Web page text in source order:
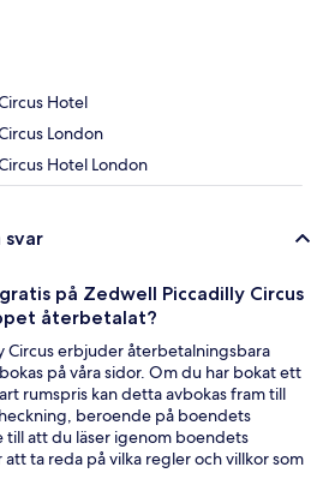
Hotel
London
Hotel London
svar
på Zedwell Piccadilly Circus
återbetalat?
Circus erbjuder återbetalningsbara
på våra sidor. Om du har bokat ett
rumspris kan detta avbokas fram till
beroende på boendets
till att du läser igenom boendets
ta reda på vilka regler och villkor som